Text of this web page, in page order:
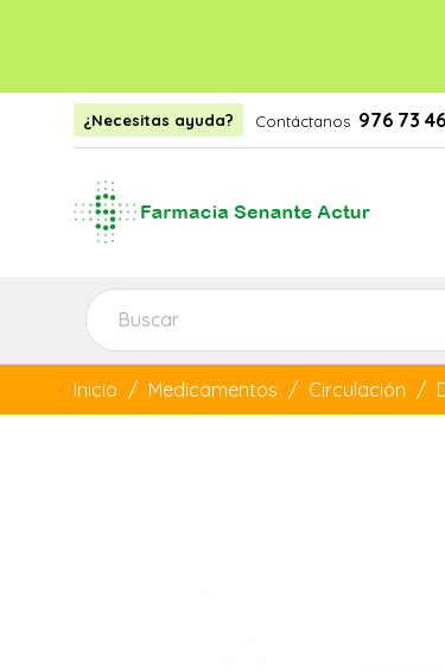
¿Necesitas ayuda? Contáctanos 976 73
Inicio Medicamentos Circulación